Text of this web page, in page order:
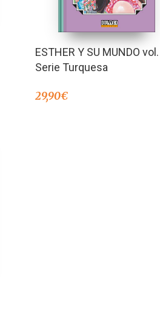
ESTHER Y SU MUNDO
Serie Turquesa
29,90€